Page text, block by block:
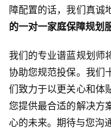
障配置的话，我们真诚
的一对一家庭保障规划
我们的专业谱蓝规划师
协助您规范投保。我们
们致力于以更关心和体
您提供最合适的解决方
心的未来。期待与您沟